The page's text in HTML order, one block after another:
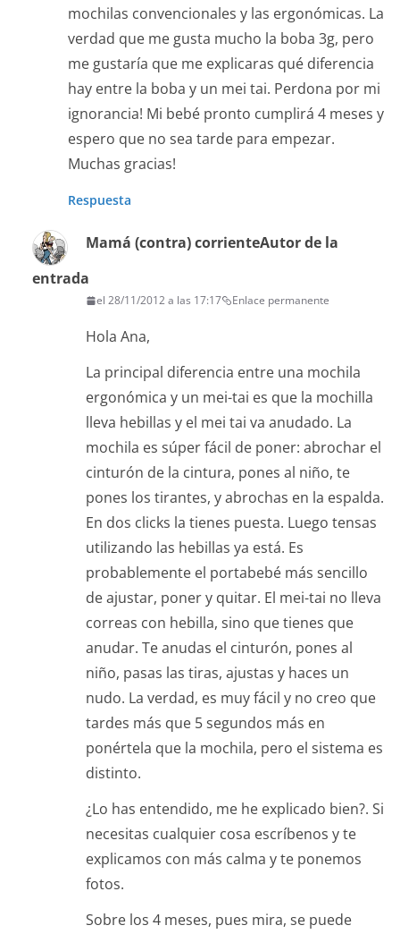
mochilas convencionales y las ergonómicas. La
verdad que me gusta mucho la boba 3g, pero
me gustaría que me explicaras qué diferencia
hay entre la boba y un mei tai. Perdona por mi
ignorancia! Mi bebé pronto cumplirá 4 meses y
espero que no sea tarde para empezar.
Muchas gracias!
Respuesta
Mamá (contra) corrienteAutor de la
entrada
el 28/11/2012 a las 17:17 Enlace permanente
Hola Ana,
La principal diferencia entre una mochila
ergonómica y un mei-tai es que la mochilla
lleva hebillas y el mei tai va anudado. La
mochila es súper fácil de poner: abrochar el
cinturón de la cintura, pones al niño, te
pones los tirantes, y abrochas en la espalda.
En dos clicks la tienes puesta. Luego tensas
utilizando las hebillas ya está. Es
probablemente el portabebé más sencillo
de ajustar, poner y quitar. El mei-tai no lleva
correas con hebilla, sino que tienes que
anudar. Te anudas el cinturón, pones al
niño, pasas las tiras, ajustas y haces un
nudo. La verdad, es muy fácil y no creo que
tardes más que 5 segundos más en
ponértela que la mochila, pero el sistema es
distinto.
¿Lo has entendido, me he explicado bien?. Si
necesitas cualquier cosa escríbenos y te
explicamos con más calma y te ponemos
fotos.
Sobre los 4 meses, pues mira, se puede